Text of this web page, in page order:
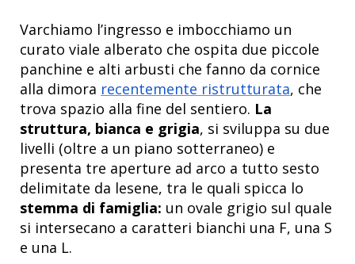
Varchiamo l’ingresso e imbocchiamo un
curato viale alberato che ospita due piccole
panchine e alti arbusti che fanno da cornice
alla dimora recentemente ristrutturata, che
trova spazio alla fine del sentiero. La
struttura, bianca e grigia, si sviluppa su due
livelli (oltre a un piano sotterraneo) e
presenta tre aperture ad arco a tutto sesto
delimitate da lesene, tra le quali spicca lo
stemma di famiglia: un ovale grigio sul quale
si intersecano a caratteri bianchi una F, una S
e una L.